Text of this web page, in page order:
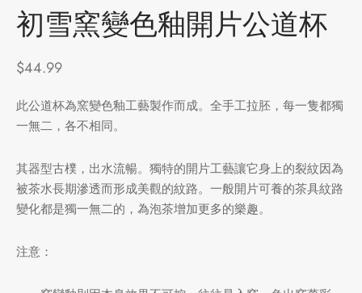
初雪窯變色釉開片公道杯
$44.99
此公道杯為窯變色釉工藝製作而成。全手工拉胚，每一隻都獨
一無二，各不相同。
其器型古樸，出水流暢。獨特的開片工藝讓它身上的裂紋因為
被茶水長期滲透而形成美觀的紋路。一般開片可養的茶具紋路
變化都是獨一無二的，為泡茶增加更多的樂趣。
注意：
國茶
分類
因含量分類
分類
分類